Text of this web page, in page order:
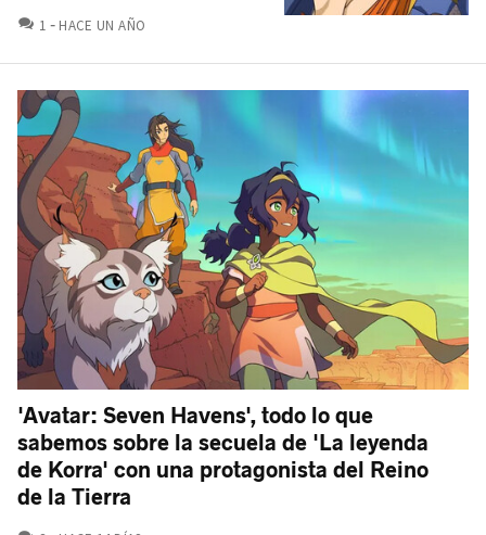
1 COMENTARIOS
HACE UN AÑO
'Avatar: Seven Havens', todo lo que
sabemos sobre la secuela de 'La leyenda
de Korra' con una protagonista del Reino
de la Tierra